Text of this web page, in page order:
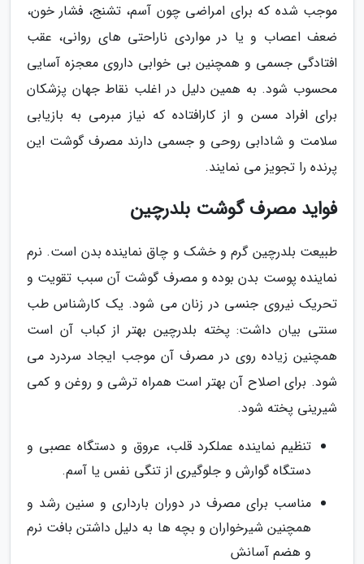
موجب شده که برای امراضی چون آسم، تشنج، فشار خون،
ضعف اعصاب و یا در مواردی ناراحتی های روانی، عقب
افتادگی جسمی و همچنین بی خوابی داروی معجزه آسایی
محسوب شود. به همین دلیل در اغلب نقاط جهان پزشکان
برای افراد مسن و از کارافتاده که نیاز مبرمی به بازیابی
سلامت و شادابی روحی و جسمی دارند مصرف گوشت این
پرنده را تجویز می نمایند.
فواید مصرف گوشت بلدرچین
طبیعت بلدرچین گرم و خشک و چاق نماینده بدن است. نرم
نماینده پوست بدن بوده و مصرف گوشت آن سبب تقویت و
تحریک نیروی جنسی در زنان می شود. یک کارشناس طب
سنتی بیان داشت: پخته بلدرچین بهتر از کباب آن است
همچنین زیاده روی در مصرف آن موجب ایجاد سردرد می
شود. برای اصلاح آن بهتر است همراه ترشی و روغن و کمی
شیرینی پخته شود.
تنظیم نماینده عملکرد قلب، عروق و دستگاه عصبی و
دستگاه گوارش و جلوگیری از تنگی نفس یا آسم.
مناسب برای مصرف در دوران بارداری و سنین رشد و
همچنین شیرخواران و بچه ها به دلیل داشتن بافت نرم
و هضم آسانش